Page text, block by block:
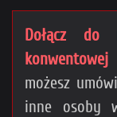
Dołącz do
możesz
inne osoby